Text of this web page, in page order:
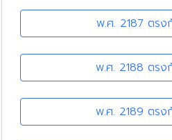
พ.ศ. 2187 ตร
พ.ศ. 2188 ตรง
พ.ศ. 2189 ตรง